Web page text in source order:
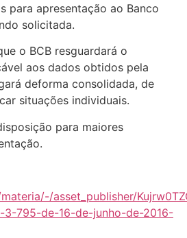
para apresentação ao Banco
solicitada.
o BCB resguardará o
aos dados obtidos pela
deforma consolidada, de
situações individuais.
para maiores
asset_publisher/
3-795-de-16-de-junho-de-2016-